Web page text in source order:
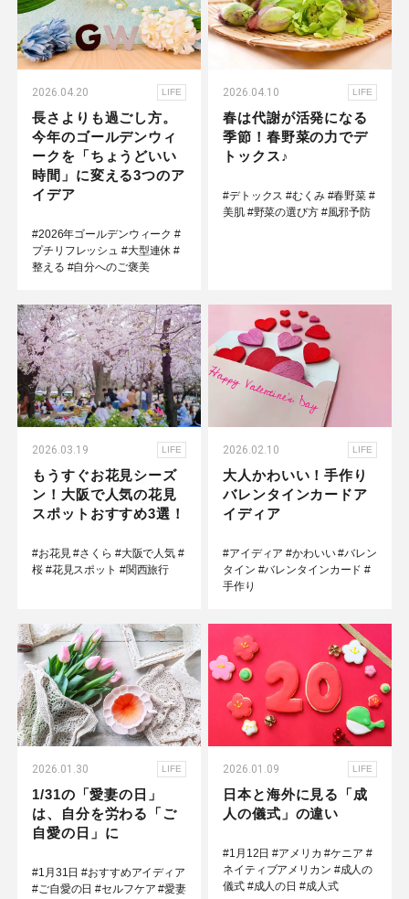
2026.04.20 LIFE
長さよりも過ごし方。
今年のゴールデンウィ
ークを「ちょうどいい
時間」に変える3つのア
イデア
#2026年ゴールデンウィーク #
プチリフレッシュ #大型連休 #
整える #自分へのご褒美
2026.04.10 LIFE
春は代謝が活発になる
季節！春野菜の力でデ
トックス♪
#デトックス #むくみ #春野菜 #
美肌 #野菜の選び方 #風邪予防
2026.03.19 LIFE
もうすぐお花見シーズ
ン！大阪で人気の花見
スポットおすすめ3選！
#お花見 #さくら #大阪で人気 #
桜 #花見スポット #関西旅行
2026.02.10 LIFE
大人かわいい！手作り
バレンタインカードア
イディア
#アイディア #かわいい #バレン
タイン #バレンタインカード #
手作り
2026.01.30 LIFE
1/31の「愛妻の日」
は、自分を労わる「ご
自愛の日」に
#1月31日 #おすすめアイディア
#ご自愛の日 #セルフケア #愛妻
2026.01.09 LIFE
日本と海外に見る「成
人の儀式」の違い
#1月12日 #アメリカ #ケニア #
ネイティブアメリカン #成人の
儀式 #成人の日 #成人式